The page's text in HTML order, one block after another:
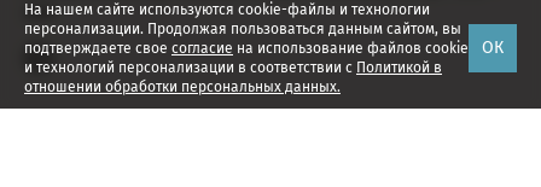
На нашем сайте используются cookie-файлы и технологии
персонализации. Продолжая пользоваться данным сайтом, вы
подтверждаете свое согласие на использование файлов cookie
и технологий персонализации в соответствии с Политикой в
отношении обработки персональных данных.
ОК
2026